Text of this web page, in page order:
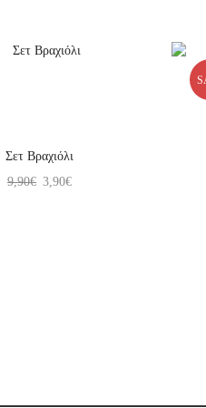
Σετ Βραχιόλι
9,90€ 3,90€